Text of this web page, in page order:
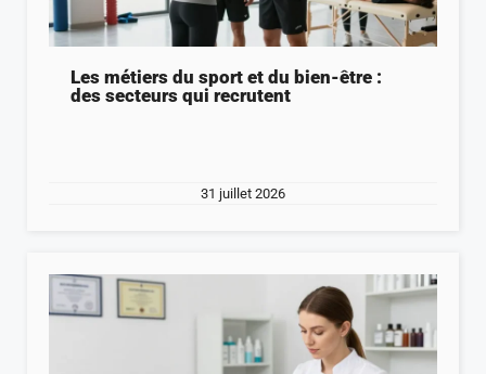
Les métiers du sport et du bien-être :
des secteurs qui recrutent
31 juillet 2026